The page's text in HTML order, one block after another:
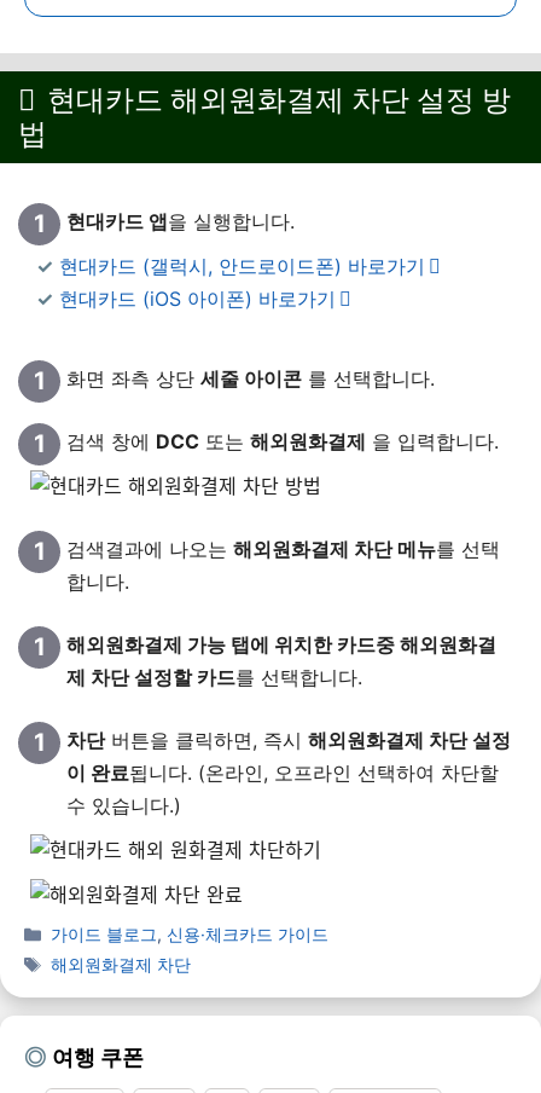
화결제 차단 서비스 장단점 및 각 카드
설정 방법에 대해서도 알아보겠습니
다 해외 결제 지불방식 해외 결제 지불
현대카드 해외원화결제 차단 설정 방
법
현대카드 앱을 실행합니다.
현대카드 (갤럭시, 안드로이드폰) 바로가기
현대카드 (iOS 아이폰) 바로가기
화면 좌측 상단 세줄 아이콘 를 선택합니다.
검색 창에 DCC 또는 해외원화결제 을 입력합니다.
검색결과에 나오는 해외원화결제 차단 메뉴를 선택
합니다.
해외원화결제 가능 탭에 위치한 카드중 해외원화결
제 차단 설정할 카드를 선택합니다.
차단버튼을 클릭하면, 즉시 해외원화결제 차단 설정
이 완료됩니다. (온라인, 오프라인 선택하여 차단할
수 있습니다.)
가이드 블로그, 신용·체크카드 가이드
해외원화결제 차단
여행 쿠폰